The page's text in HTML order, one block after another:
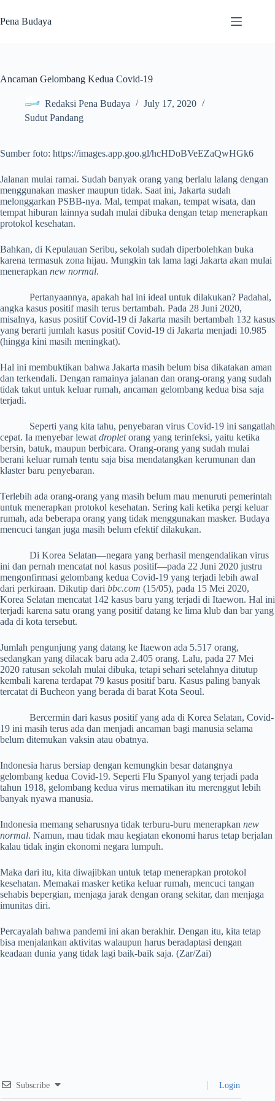
to
content
Pena Budaya
Ancaman Gelombang Kedua Covid-19
Redaksi Pena Budaya
July 17, 2020
Sudut Pandang
Sumber foto: https://images.app.goo.gl/hcHDoBVeEZaQwHGk6
Jalanan mulai ramai. Sudah banyak orang yang berlalu lalang dengan
menggunakan masker maupun tidak. Saat ini, Jakarta sudah
melonggarkan PSBB-nya. Mal, tempat makan, tempat wisata, dan
tempat hiburan lainnya sudah mulai dibuka dengan tetap menerapkan
protokol kesehatan.
Bahkan, di Kepulauan Seribu, sekolah sudah diperbolehkan buka
karena termasuk zona hijau. Mungkin tak lama lagi Jakarta akan mulai
menerapkan new normal.
Pertanyaannya, apakah hal ini ideal untuk dilakukan? Padahal,
angka kasus positif masih terus bertambah. Pada 28 Juni 2020,
misalnya, kasus positif Covid-19 di Jakarta masih bertambah 132 kasus
yang berarti jumlah kasus positif Covid-19 di Jakarta menjadi 10.985
(hingga kini masih meningkat).
Hal ini membuktikan bahwa Jakarta masih belum bisa dikatakan aman
dan terkendali. Dengan ramainya jalanan dan orang-orang yang sudah
tidak takut untuk keluar rumah, ancaman gelombang kedua bisa saja
terjadi.
Seperti yang kita tahu, penyebaran virus Covid-19 ini sangatlah
cepat. Ia menyebar lewat dropletorang yang terinfeksi, yaitu ketika
bersin, batuk, maupun berbicara. Orang-orang yang sudah mulai
berani keluar rumah tentu saja bisa mendatangkan kerumunan dan
klaster baru penyebaran.
Terlebih ada orang-orang yang masih belum mau menuruti pemerintah
untuk menerapkan protokol kesehatan. Sering kali ketika pergi keluar
rumah, ada beberapa orang yang tidak menggunakan masker. Budaya
mencuci tangan juga masih belum efektif dilakukan.
Di Korea Selatan—negara yang berhasil mengendalikan virus
ini dan pernah mencatat nol kasus positif—pada 22 Juni 2020 justru
mengonfirmasi gelombang kedua Covid-19 yang terjadi lebih awal
dari perkiraan. Dikutip dari bbc.com (15/05), pada 15 Mei 2020,
Korea Selatan mencatat 142 kasus baru yang terjadi di Itaewon. Hal ini
terjadi karena satu orang yang positif datang ke lima klub dan bar yang
ada di kota tersebut.
Jumlah pengunjung yang datang ke Itaewon ada 5.517 orang,
sedangkan yang dilacak baru ada 2.405 orang. Lalu, pada 27 Mei
2020 ratusan sekolah mulai dibuka, tetapi sehari setelahnya ditutup
kembali karena terdapat 79 kasus positif baru. Kasus paling banyak
tercatat di Bucheon yang berada di barat Kota Seoul.
Bercermin dari kasus positif yang ada di Korea Selatan, Covid-
19 ini masih terus ada dan menjadi ancaman bagi manusia selama
belum ditemukan vaksin atau obatnya.
Indonesia harus bersiap dengan kemungkin besar datangnya
gelombang kedua Covid-19. Seperti Flu Spanyol yang terjadi pada
tahun 1918, gelombang kedua virus mematikan itu merenggut lebih
banyak nyawa manusia.
Indonesia memang seharusnya tidak terburu-buru menerapkan new
normal. Namun, mau tidak mau kegiatan ekonomi harus tetap berjalan
kalau tidak ingin ekonomi negara lumpuh.
Maka dari itu, kita diwajibkan untuk tetap menerapkan protokol
kesehatan. Memakai masker ketika keluar rumah, mencuci tangan
sehabis bepergian, menjaga jarak dengan orang sekitar, dan menjaga
imunitas diri.
Percayalah bahwa pandemi ini akan berakhir. Dengan itu, kita tetap
bisa menjalankan aktivitas walaupun harus beradaptasi dengan
keadaan dunia yang tidak lagi baik-baik saja. (Zar/Zai)
Subscribe Login